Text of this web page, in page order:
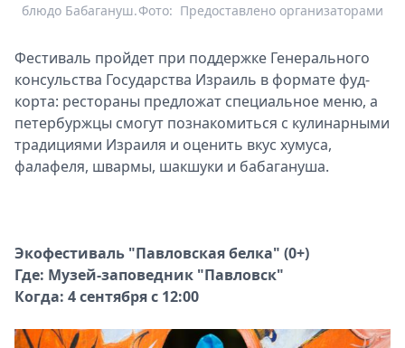
блюдо Бабагануш. Предоставлено организаторами
Фото:
Фестиваль пройдет при поддержке Генерального
консульства Государства Израиль в формате фуд-
корта: рестораны предложат специальное меню, а
петербуржцы смогут познакомиться с кулинарными
традициями Израиля и оценить вкус хумуса,
фалафеля, швармы, шакшуки и бабагануша.
Экофестиваль "Павловская белка" (0+)
Где: Музей-заповедник "Павловск"
Когда: 4 сентября с 12:00